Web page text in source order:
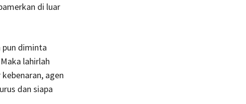
di luar
pun diminta
lahirlah
agen
dan siapa